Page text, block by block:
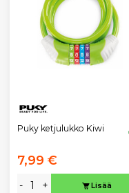
Puky ketjulukko Kiwi
7,99 €
- + Lisää